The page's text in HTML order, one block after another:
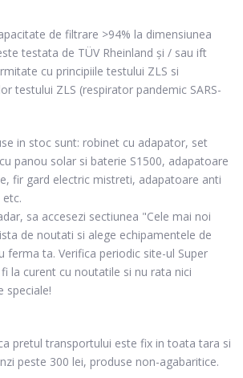
de filtrare >94% la dimensiunea
testata de TÜV Rheinland și / sau ift
cu principiile testului ZLS si
testului ZLS (respirator pandemic SARS-
in stoc sunt: robinet cu adapator, set
panou solar si baterie S1500, adapatoare
fir gard electric mistreti, adapatoare anti
etc.
sa accesezi sectiunea "Cele mai noi
de noutati si alege echipamentele de
ferma ta. Verifica periodic site-ul Super
la curent cu noutatile si nu rata nici
speciale!
pretul transportului este fix in toata tara si
peste 300 lei, produse non-agabaritice.